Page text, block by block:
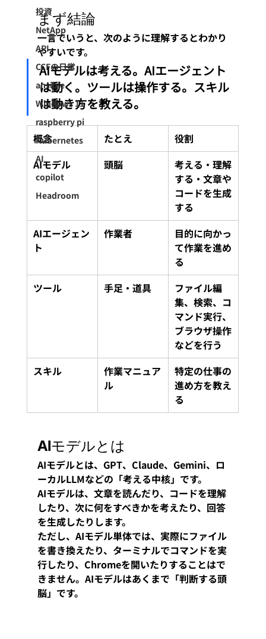
投資
NetApp
API
CCFの日常
ansible
Windows 11
raspberry pi
Kubernetes
AI
copilot
Headroom
まず結論
一言でいうと、次のように理解するとわかり
やすいです。
AIモデルは考える。AIエージェント
は動く。ツールは操作する。スキル
は動き方を教える。
概念 たとえ
役割
AIモデル
頭脳
考える・理解
する・文章や
コードを生成
する
AIエージェン
ト
作業者
目的に向かっ
て作業を進め
る
ツール
手足・道具
ファイル編
集、検索、コ
マンド実行、
ブラウザ操作
などを行う
スキル
作業マニュア
ル
特定の仕事の
進め方を教え
る
AIモデルとは
AIモデルとは、GPT、Claude、Gemini、ロ
ーカルLLMなどの「考える中核」です。
AIモデルは、文章を読んだり、コードを理解
したり、次に何をすべきかを考えたり、回答
を生成したりします。
ただし、AIモデル単体では、実際にファイル
を書き換えたり、ターミナルでコマンドを実
行したり、Chromeを開いたりすることはで
きません。AIモデルはあくまで「判断する頭
脳」です。